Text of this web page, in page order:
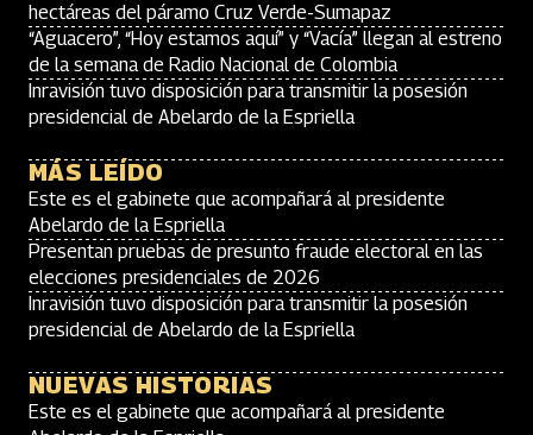
hectáreas del páramo Cruz Verde-Sumapaz
“Aguacero”, “Hoy estamos aquí” y “Vacía” llegan al estreno
de la semana de Radio Nacional de Colombia
Inravisión tuvo disposición para transmitir la posesión
presidencial de Abelardo de la Espriella
MÁS LEÍDO
Este es el gabinete que acompañará al presidente
Abelardo de la Espriella
Presentan pruebas de presunto fraude electoral en las
elecciones presidenciales de 2026
Inravisión tuvo disposición para transmitir la posesión
presidencial de Abelardo de la Espriella
NUEVAS HISTORIAS
Este es el gabinete que acompañará al presidente